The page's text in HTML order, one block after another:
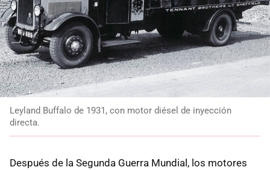
Leyland Buffalo de 1931, con motor diésel de inyección
directa.
Después de la Segunda Guerra Mundial, los motores